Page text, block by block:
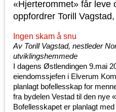
«Hjerterommet» får leve
oppfordrer Torill
Ingen skam å snu
Av Torill Vagstad, nestleder
utviklingshemmede
I dagens Østlendingen 9.mai
eiendomssjefen i Elverum
planlagt bofellesskap for
fra bydelen Vestad til den nye
Bofellesskapet er planlagt